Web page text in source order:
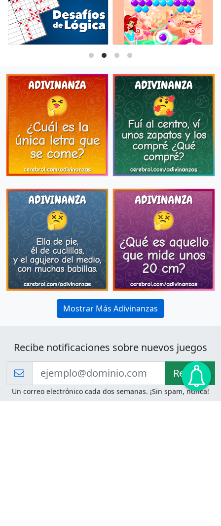
Mostrar Más Adivinanzas
Recibe notificaciones sobre nuevos juegos
Recibir!
Un correo electrónico cada dos semanas. ¡Sin spam, nunca!